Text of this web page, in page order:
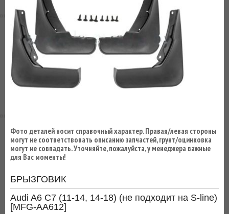
Фото деталей носит справочный характер. Правая/левая стороны
могут не соответствовать описанию запчастей, грунт/оцинковка
могут не совпадать. Уточняйте, пожалуйста, у менеджера важные
для Вас моменты!
БРЫЗГОВИК
Audi A6 C7 (11-14, 14-18) (не подходит на S-line)
[MFG-AA612]